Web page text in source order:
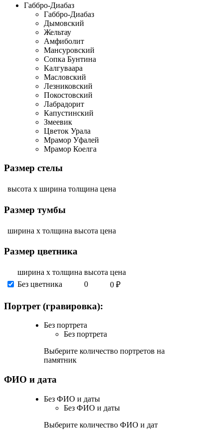
Габбро-Диабаз
Габбро-Диабаз
Дымовский
Жельтау
Амфиболит
Мансуровский
Сопка Бунтина
Калгуваара
Масловский
Лезниковский
Покостовский
Лабрадорит
Капустинский
Змеевик
Цветок Урала
Мрамор Уфалей
Мрамор Коелга
Размер стелы
высота х ширина толщина цена
Размер тумбы
ширина х толщина высота цена
Размер цветника
ширина х толщина высота цена
Без цветника
0 0 ₽
Портрет (гравировка):
Без портрета
Без портрета
Выберите количество портретов на
памятник
ФИО и дата
Без ФИО и даты
Без ФИО и даты
Выберите количество ФИО и дат